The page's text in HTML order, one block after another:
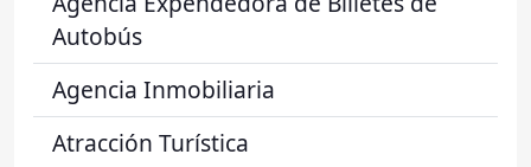
Autobús
Agencia Inmobiliaria
Atracción Turística